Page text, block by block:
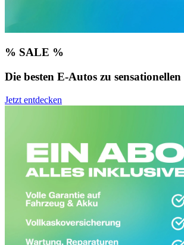
% SALE %
Die besten E-Autos zu sensationellen
Jetzt entdecken